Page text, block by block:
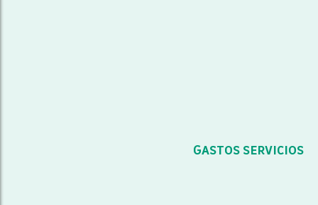
GASTOS SERVICIOS